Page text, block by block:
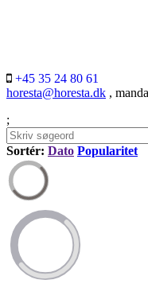
+45 35 24 80 61
horesta@horesta.dk ,
;
Sortér: Dato Popularitet